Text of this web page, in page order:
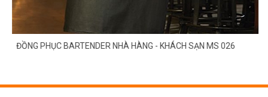
ĐỒNG PHỤC BARTENDER NHÀ HÀNG - KHÁCH SẠN MS 026